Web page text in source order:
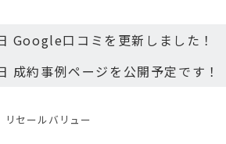
Google口コミを更新しました！
成約事例ページを公開予定です！
リセールバリュー